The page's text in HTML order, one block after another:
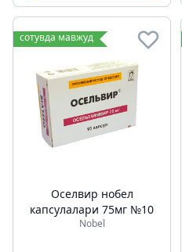
сотувда мавжуд
Оселвир нобел
капсулалари 75мг №10
Nobel